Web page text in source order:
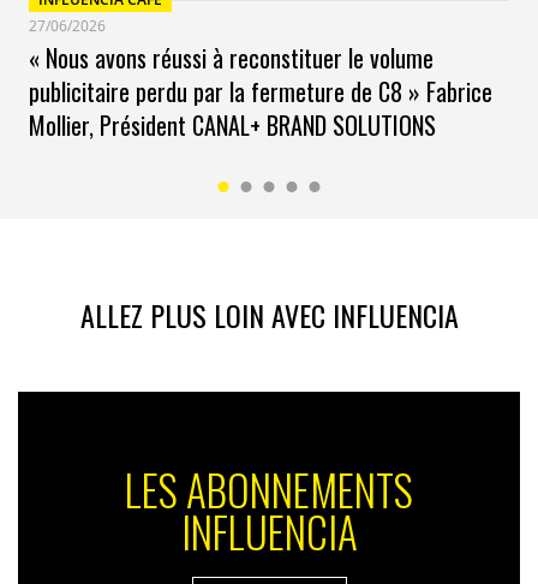
27/06/2026
« Nous avons réussi à reconstituer le volume
publicitaire perdu par la fermeture de C8 » Fabrice
Mollier, Président CANAL+ BRAND SOLUTIONS
ALLEZ PLUS LOIN AVEC INFLUENCIA
LES ABONNEMENTS
INFLUENCIA